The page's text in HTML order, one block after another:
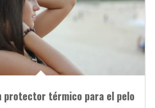
protector térmico para el pelo